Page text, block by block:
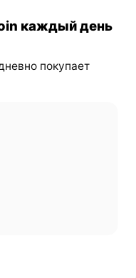
каждый день
покупает